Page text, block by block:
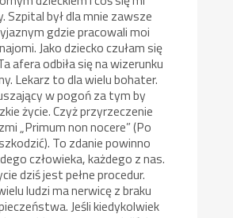
Szpital był dla mnie zawsze
gdzie pracowali moi
Jako dziecko czułam się
afera odbiła się na wizerunku
Lekarz to dla wielu bohater.
w pogoń za tym by
życie. Czyż przyrzeczenie
„Primum non nocere” (Po
To zdanie powinno
człowieka, każdego z nas.
dziś jest pełne procedur.
ludzi ma nerwicę z braku
Jeśli kiedykolwiek